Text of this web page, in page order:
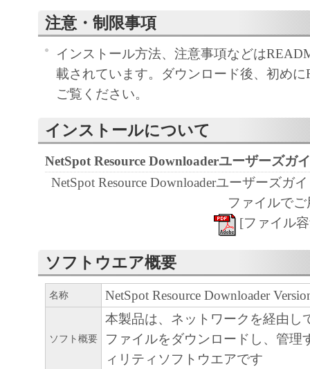
めの、お客様とキヤノン株式会社（以下キ
す。）との間の契約書です。
お客様は、『同意』を示す行為、または「
ア」の使用のいずれかをもって、本契約書
になります。お客様が本契約書に同意でき
ソフトウェア」を使用することはできませ
許諾
キヤノンは、お客様が「キヤノン
目的のために、「キヤノン製品」
トワークを通じ接続される複数の
下「指定機器」と言います。）に
トウェア」を使用（本契約書にお
トウェア」をコンピュータの記憶
ールすること、またはコンピュー
ること、アクセスすること、もし
のいずれも含むものとします。）
的権利をお客様に対して許諾しま
注意・制限事項
インストール方法、注意事項などは
載されています。ダウンロード後、初め
ご覧ください。
インストールについて
NetSpot Resource Downloaderユーザーズガ
NetSpot Resource Downloaderユーザーズガ
ファイルで
[ファイル
ソフトウエア概要
名称 NetSpot Resource Downloader
ソフト概要
本製品は、ネットワークを経由し
ファイルをダウンロードし、管理
ィリティソフトウエアです